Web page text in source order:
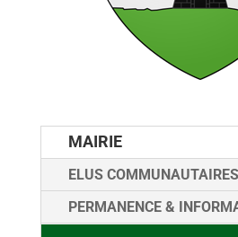
MAIRIE
ELUS COMMUNAUTAIRES
PERMANENCE &